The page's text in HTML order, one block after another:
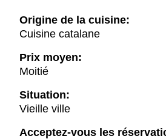
Origine de la cuisine:
Cuisine catalane
Prix moyen:
Moitié
Situation:
Vieille ville
Acceptez-vous les